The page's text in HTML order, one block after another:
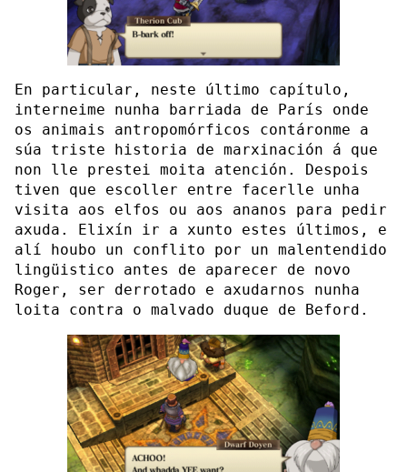
En particular, neste último capítulo,
interneime nunha barriada de París onde
os animais antropomórficos contáronme a
súa triste historia de marxinación á que
non lle prestei moita atención. Despois
tiven que escoller entre facerlle unha
visita aos elfos ou aos ananos para pedir
axuda. Elixín ir a xunto estes últimos, e
alí houbo un conflito por un malentendido
lingüistico antes de aparecer de novo
Roger, ser derrotado e axudarnos nunha
loita contra o malvado duque de Beford.